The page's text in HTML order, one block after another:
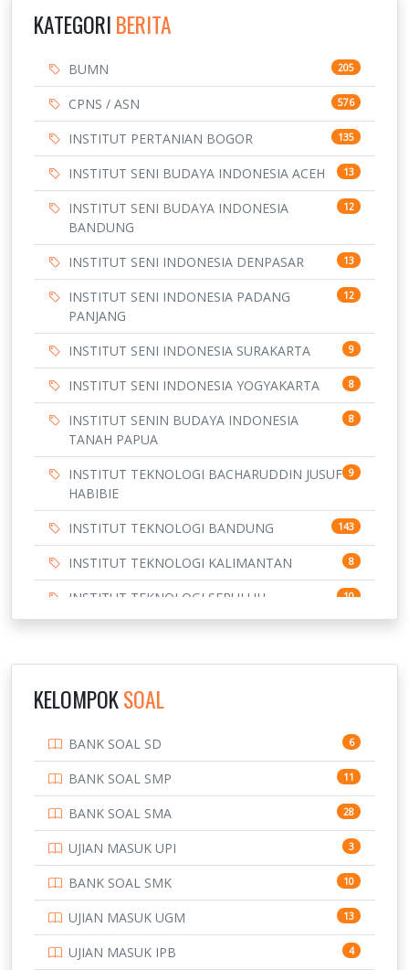
KATEGORI BERITA
BUMN 205
CPNS / ASN 576
INSTITUT PERTANIAN BOGOR 135
INSTITUT SENI BUDAYA INDONESIA ACEH 13
INSTITUT SENI BUDAYA INDONESIA
BANDUNG
12
INSTITUT SENI INDONESIA DENPASAR 13
INSTITUT SENI INDONESIA PADANG
PANJANG
12
INSTITUT SENI INDONESIA SURAKARTA 9
INSTITUT SENI INDONESIA YOGYAKARTA 8
INSTITUT SENIN BUDAYA INDONESIA
TANAH PAPUA
8
INSTITUT TEKNOLOGI BACHARUDDIN JUSUF
HABIBIE
9
INSTITUT TEKNOLOGI BANDUNG 143
INSTITUT TEKNOLOGI KALIMANTAN 8
INSTITUT TEKNOLOGI SEPULUH
NOVEMBER
10
3
169
7
PTDI STTD 4
133
SMA 146
SMK 231
KELOMPOKSOAL
BANK SOAL SD 6
BANK SOAL SMP 11
BANK SOAL SMA 28
UJIAN MASUK UPI 3
BANK SOAL SMK 10
UJIAN MASUK UGM 13
UJIAN MASUK IPB 4